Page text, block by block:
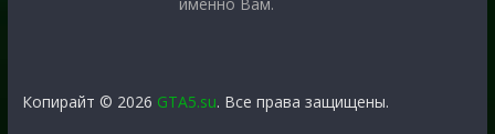
Копирайт © 2026 GTA5.su. Все права защищены.